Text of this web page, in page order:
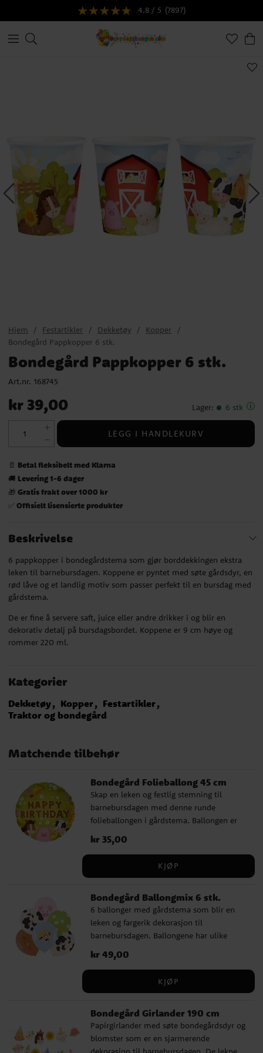
4.8 / 5 (7897)
Hjem Festartikler Dekketøy
Kopper
Bondegård Pappkopper 6 stk.
Bondegård Pappkopper 6 stk.
Art.nr. 168745
Pris
:kr 39,00
kr 39,00 Lager: 6 stk
LEGG I HANDLEKURV
📄 Betal fleksibelt med Klarna
🚚 Levering 1-6 dager
🎁 Gratis frakt over 1000 kr
✅ Offisielt lisensierte produkter
Beskrivelse
6 pappkopper i bondegårdstema som gjør borddekkingen ekstra
leken til barnebursdagen. Koppene er pyntet med søte gårdsdyr, en
rød låve og et landlig motiv som passer perfekt til en bursdag med
gårdstema.
De er fine å servere saft, juice eller andre drikker i og blir en
dekorativ detalj på bursdagsbordet. Koppene er 9 cm høye og
rommer 220 ml.
Kategorier
Dekketøy Kopper
Festartikler
Traktor og bondegård
Matchende tilbehør
Bondegård Folieballong 45 cm
Skap en leken og festlig stemning til
barnebursdagen med denne runde
folieballongen i gårdstema. Ballongen er
prydet med hest, gris og ku sammen med
blomster og teksten Happy Birthday, noe
bursdag med gårdstema. Ballongen er 45
Den har selvlukkende ventil og sugerør
medfølger, noe som gjør den enkel å blåse
opp og bruke som en dekorativ detalj på
bursdagen.
Pris: kr 35,00
kr 35,00
KJØP
Bondegård Ballongmix 6 stk.
6 ballonger med gårdstema som blir en
leken og fargerik dekorasjon til
barnebursdagen. Ballongene har ulike
motiver som ku, gris, høne, blomster og
bonde, noe som passer perfekt for å skape
gårdstema. Ballongene er cirka 30 cm
luft eller helium.
Pris:kr 49,00
kr 49,00
KJØP
Bondegård Girlander 190 cm
Papirgirlander med søte bondegårdsdyr og
blomster som er en sjarmerende